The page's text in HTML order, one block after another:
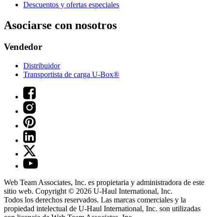
Descuentos y ofertas especiales
Asociarse con nosotros
Vendedor
Distribuidor
Transportista de carga U-Box®
Web Team Associates, Inc. es propietaria y administradora de este
sitio web. Copyright © 2026 U-Haul International, Inc.
Todos los derechos reservados. Las marcas comerciales y la
propiedad intelectual de U-Haul International, Inc. son utilizadas